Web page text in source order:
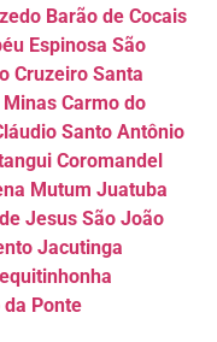
Barão de Cocais
Espinosa São
Cruzeiro Santa
Carmo do
Santo Antônio
Coromandel
Mutum Juatuba
Jesus São João
Jacutinga
Ponte